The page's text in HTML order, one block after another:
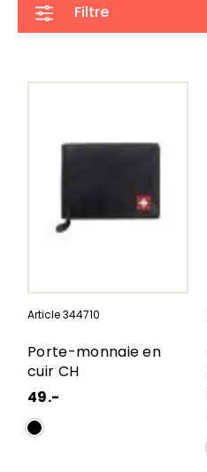
Filtre
Article 344710
Porte-monnaie en
cuir CH
49.-